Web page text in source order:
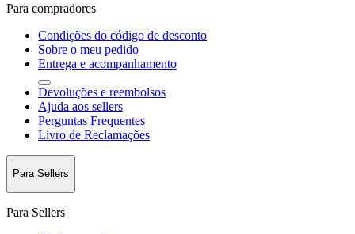
Para compradores
Condições do código de desconto
Sobre o meu pedido
Entrega e acompanhamento
Devoluções e reembolsos
Ajuda aos sellers
Perguntas Frequentes
Livro de Reclamações
Para Sellers
Para Sellers